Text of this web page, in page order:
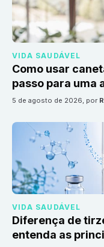
VIDA SAUDÁVEL
Como usar
passo para uma
5 de agosto de 2026, por
VIDA SAUDÁVEL
Diferença de
entenda as